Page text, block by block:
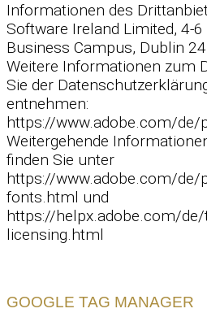
Informationen des
Software Ireland Limited, 4-
Business Campus, Dublin
Weitere Informationen zum
Sie der
entnehmen:
https://www.adobe.com/de/
Weitergehende
finden Sie unter
https://www.adobe.com/de/
fonts.html und
https://helpx.adobe.com/
licensing.html
GOOGLE TAG MANAGER